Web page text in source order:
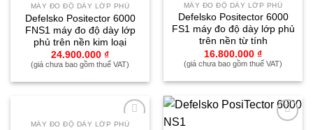
thích
MÁY ĐO ĐỘ DÀY LỚP PHỦ
Defelsko Positector 6000
FNS1 máy đo độ dày lớp
phủ trên nền kim loại
24.900.000 ₫
(giá chưa bao gồm thuế VAT)
Yêu
thích
MÁY ĐO ĐỘ DÀY LỚP PHỦ
Defelsko Positector 6000
FS1 máy đo độ dày lớp phủ
trên nền từ tính
16.800.000 ₫
(giá chưa bao gồm thuế VAT)
MÁY ĐO ĐỘ DÀY LỚP PHỦ